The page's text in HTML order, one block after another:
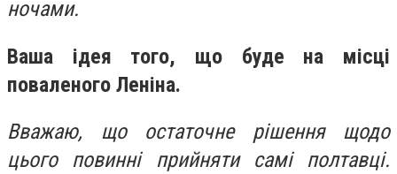
ночами.
Ваша ідея того, що буде на місці
поваленого Леніна.
Вважаю, що остаточне рішення щодо
цього повинні прийняти самі полтавці.